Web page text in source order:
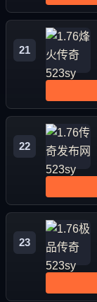
21
22
23